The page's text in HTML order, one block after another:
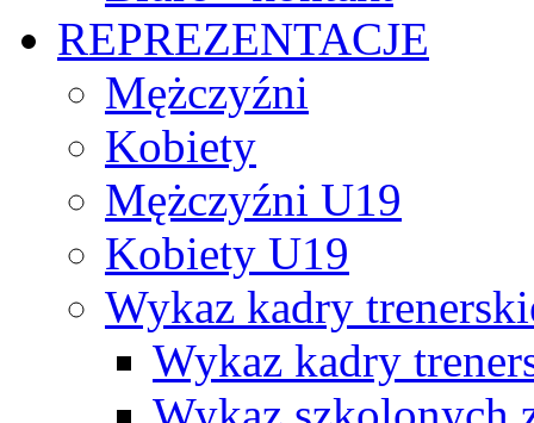
REPREZENTACJE
Mężczyźni
Kobiety
Mężczyźni U19
Kobiety U19
Wykaz kadry
Wykaz kadry